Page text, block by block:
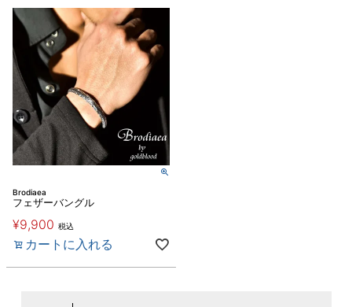
Brodiaea
フェザーバングル
¥9,900 税込
カートに入れる